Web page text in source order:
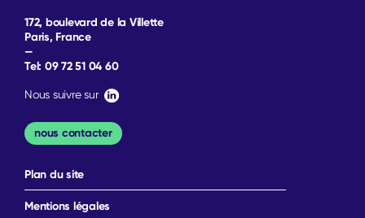
172, boulevard de la Villette
Paris, France
—
Tel: 09 72 51 04 60
Nous suivre sur
nous contacter
Plan du site
Mentions légales